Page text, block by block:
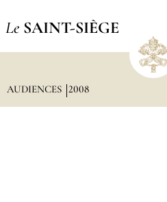
Le SAINT-SIÈGE
AUDIENCES 2008